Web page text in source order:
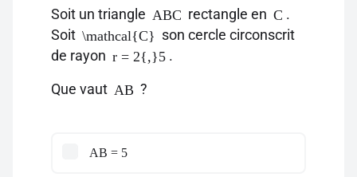
Pour profiter de 10 contenus offerts.
Soit un triangle ABC rectangle en C .
Soit \mathcal{C} son cercle circonscrit
de rayon r = 2{,}5 .
Que vaut AB ?
AB = 5